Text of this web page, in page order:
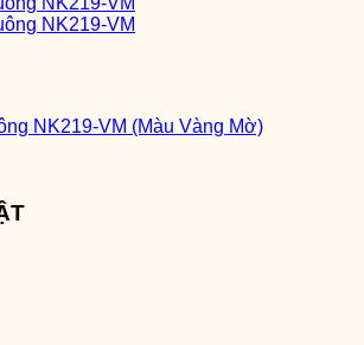
NK219-VM (Màu Vàng Mờ)